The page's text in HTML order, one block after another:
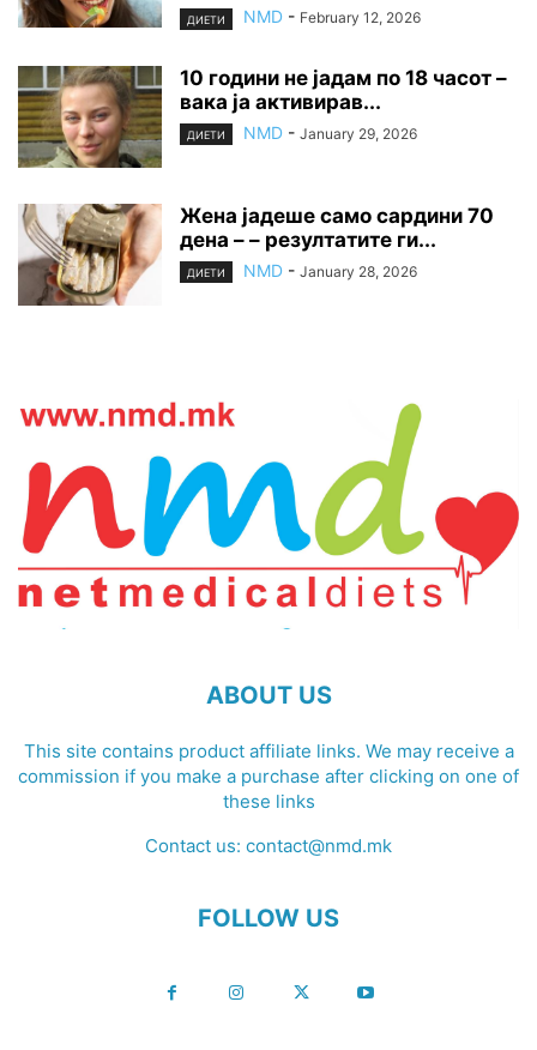
ДИЕТИ NMD - February 12, 2026
10 години не јадам по 18 часот –
вака ја активирав...
ДИЕТИ NMD - January 29, 2026
Жена јадеше само сардини 70
дена – – резултатите ги...
ДИЕТИ NMD - January 28, 2026
ABOUT US
This site contains product affiliate links. We may receive a
commission if you make a purchase after clicking on one of
these links
Contact us: contact@nmd.mk
FOLLOW US